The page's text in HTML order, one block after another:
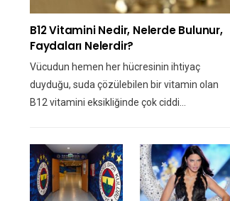
B12 Vitamini Nedir, Nelerde Bulunur,
Faydaları Nelerdir?
Vücudun hemen her hücresinin ihtiyaç
duyduğu, suda çözülebilen bir vitamin olan
B12 vitamini eksikliğinde çok ciddi…